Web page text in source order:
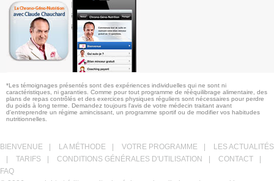
*Les témoignages présentés sont des expériences individuelles qui ne sont ni
caractéristiques, ni garanties. Comme pour tout programme de rééquilibrage alimentaire, des
plans de repas contrôlés et des exercices physiques réguliers sont nécessaires pour perdre
du poids à long terme. Demandez toujours l'avis de votre médecin traitant avant
d'entreprendre un régime amincissant, un programme sportif ou de modifier vos habitudes
nutritionnelles.
BIENVENUE LA MÉTHODE VOTRE PROGRAMME
LES ACTUALITÉS
TARIFS CONDITIONS GÉNÉRALES D'UTILISATION CONTACT
FAQ